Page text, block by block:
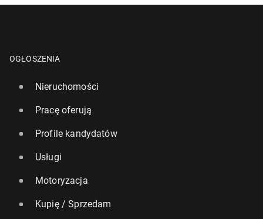
OGŁOSZENIA
Nieruchomości
Pracę oferują
Profile kandydatów
Usługi
Motoryzacja
Kupię / Sprzedam